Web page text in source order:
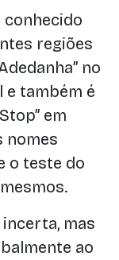
conhecido
regiões
no
e também é
em
nomes
o teste do
mas
ao